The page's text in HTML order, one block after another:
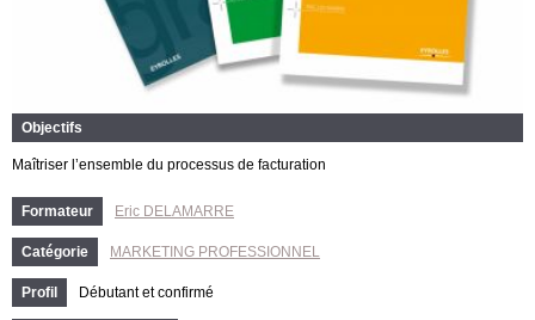
Objectifs
Maîtriser l’ensemble du processus de facturation
Formateur Eric DELAMARRE
Catégorie MARKETING PROFESSIONNEL
Profil Débutant et confirmé